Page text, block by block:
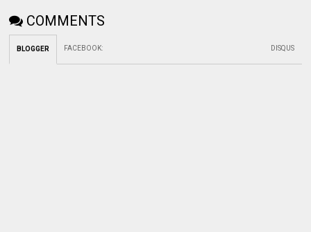
COMMENTS
BLOGGER FACEBOOK: DISQUS